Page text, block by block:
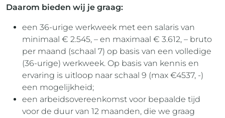
Daarom bieden wij je graag:
een 36-urige werkweek met een salaris van
minimaal € 2.545, – en maximaal € 3.612, – bruto
per maand (schaal 7) op basis van een volledige
(36-urige) werkweek. Op basis van kennis en
ervaring is uitloop naar schaal 9 (max €4537, -)
een mogelijkheid;
een arbeidsovereenkomst voor bepaalde tijd
voor de duur van 12 maanden, die we graag